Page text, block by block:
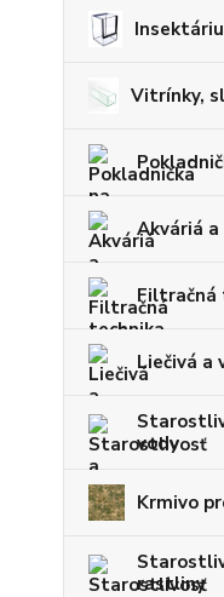
Vitrínky,
Akváriá
Filtračná
Liečivá a
vody
Krmivo
rastliny